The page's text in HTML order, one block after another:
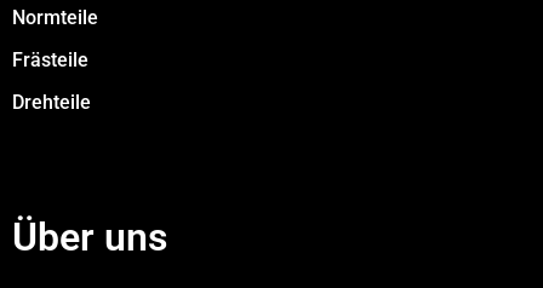
Normteile
Frästeile
Drehteile
Über uns